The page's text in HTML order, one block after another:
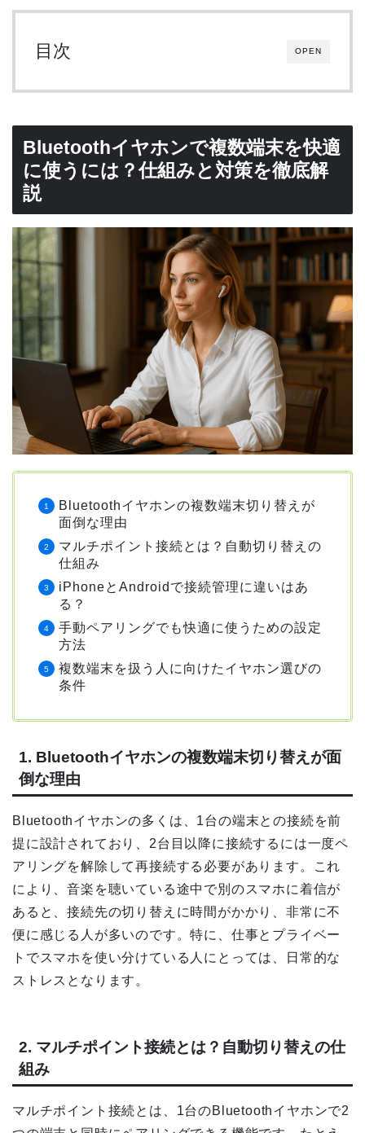
OPEN
目次
Bluetoothイヤホンで複数端末を快適
に使うには？仕組みと対策を徹底解
説
Bluetoothイヤホンの複数端末切り替えが
面倒な理由
マルチポイント接続とは？自動切り替えの
仕組み
iPhoneとAndroidで接続管理に違いはあ
る？
手動ペアリングでも快適に使うための設定
方法
複数端末を扱う人に向けたイヤホン選びの
条件
1. Bluetoothイヤホンの複数端末切り替えが面
倒な理由
Bluetoothイヤホンの多くは、1台の端末との接続を前
提に設計されており、2台目以降に接続するには一度ペ
アリングを解除して再接続する必要があります。これ
により、音楽を聴いている途中で別のスマホに着信が
あると、接続先の切り替えに時間がかかり、非常に不
便に感じる人が多いのです。特に、仕事とプライベー
トでスマホを使い分けている人にとっては、日常的な
ストレスとなります。
2. マルチポイント接続とは？自動切り替えの仕
組み
マルチポイント接続とは、1台のBluetoothイヤホンで2